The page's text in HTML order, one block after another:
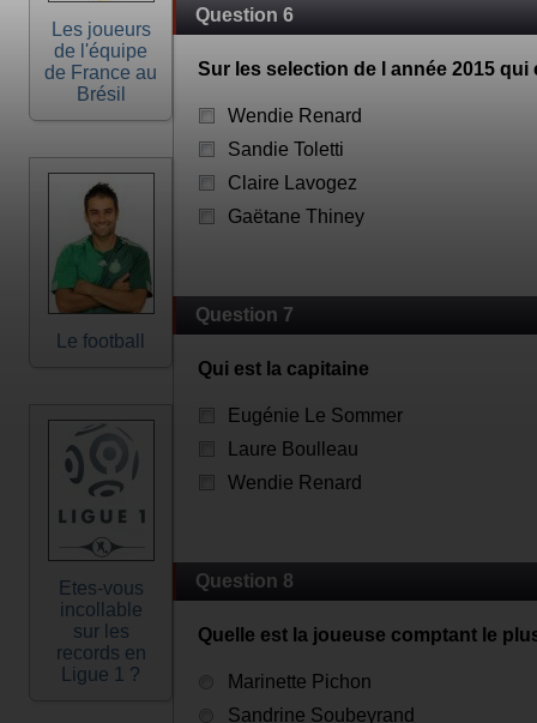
Les joueurs
de l'équipe
de France au
Brésil
Le football
Etes-vous
incollable
sur les
records en
Ligue 1 ?
Question 6
Sur les selection de l année 2015
Wendie Renard
Sandie Toletti
Claire Lavogez
Gaëtane Thiney
Question 7
Qui est la capitaine
Eugénie Le Sommer
Laure Boulleau
Wendie Renard
Question 8
Quelle est la joueuse comptant le
Marinette Pichon
Sandrine Soubeyrand